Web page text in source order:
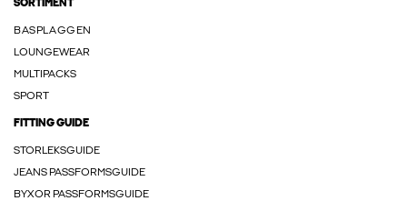
SORTIMENT
BASPLAGGEN
LOUNGEWEAR
MULTIPACKS
SPORT
FITTING GUIDE
STORLEKSGUIDE
JEANS PASSFORMSGUIDE
BYXOR PASSFORMSGUIDE